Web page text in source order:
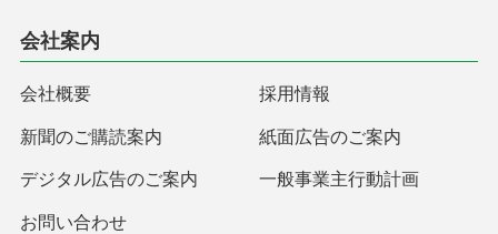
会社案内
会社概要 採用情報
新聞のご購読案内 紙面広告のご案内
デジタル広告のご案内 一般事業主行動計画
お問い合わせ